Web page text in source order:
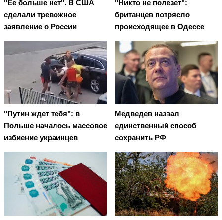
"Ее больше нет". В США
сделали тревожное
заявление о России
"Никто не полезет":
британцев потрясло
происходящее в Одессе
"Путин ждет тебя": в
Польше началось массовое
избиение украинцев
Медведев назвал
единственный способ
сохранить РФ